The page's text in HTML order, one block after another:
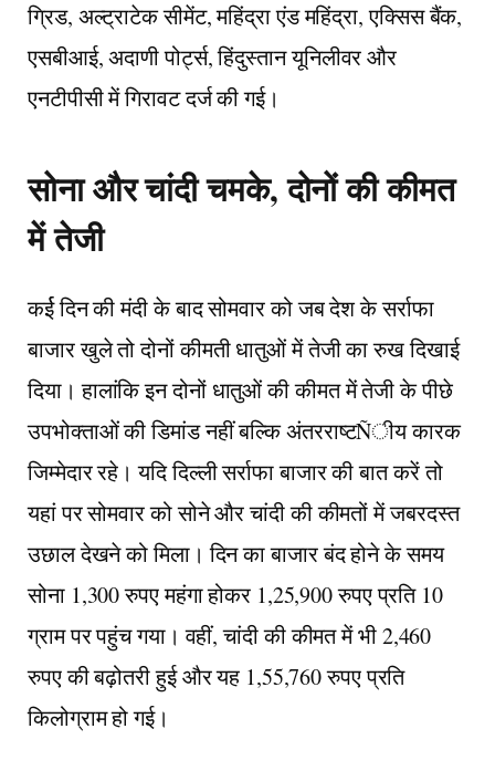
ग्रिड, अल्ट्राटेक सीमेंट, महिंद्रा एंड महिंद्रा, एक्सिस बैंक,
एसबीआई, अदाणी पोर्ट्स, हिंदुस्तान यूनिलीवर और
एनटीपीसी में गिरावट दर्ज की गई।
सोना और चांदी चमके, दोनों की कीमत
में तेजी
कर्ई दिन की मंदी के बाद सोमवार को जब देश के सर्राफा
बाजार खुले तो दोनों कीमती धातुओं में तेजी का रुख दिखाई
दिया। हालांकि इन दोनों धातुओं की कीमत में तेजी के पीछे
उपभोक्ताओं की डिमांड नहीं बल्कि अंतरराष्टÑीय कारक
जिम्मेदार रहे। यदि दिल्ली सर्राफा बाजार की बात करें तो
यहां पर सोमवार को सोने और चांदी की कीमतों में जबरदस्त
उछाल देखने को मिला। दिन का बाजार बंद होने के समय
सोना 1,300 रुपए महंगा होकर 1,25,900 रुपए प्रति 10
ग्राम पर पहुंच गया। वहीं, चांदी की कीमत में भी 2,460
रुपए की बढ़ोतरी हुई और यह 1,55,760 रुपए प्रति
किलोग्राम हो गई।